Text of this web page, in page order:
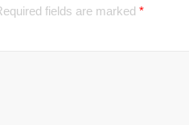
fields are marked *